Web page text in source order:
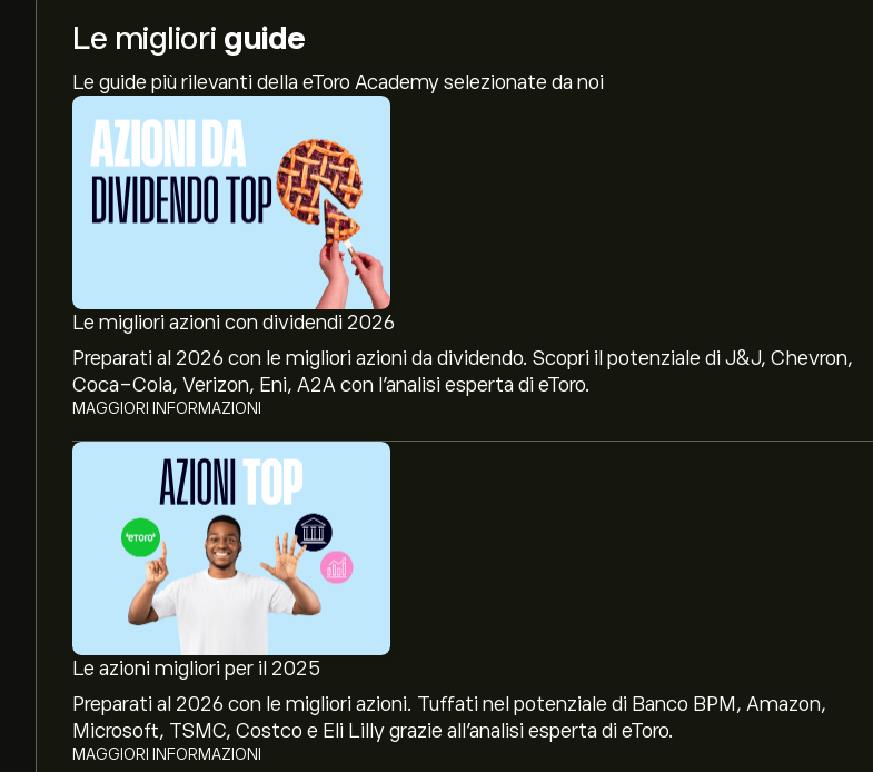
Le migliori guide
Le guide più rilevanti della eToro Academy selezionate da noi
Le migliori azioni con dividendi 2026
Preparati al 2026 con le migliori azioni da dividendo. Scopri il potenziale di J&J, Chevron,
Coca-Cola, Verizon, Eni, A2A con l’analisi esperta di eToro.
MAGGIORI INFORMAZIONI
Le azioni migliori per il 2025
Preparati al 2026 con le migliori azioni. Tuffati nel potenziale di Banco BPM, Amazon,
Microsoft, TSMC, Costco e Eli Lilly grazie all’analisi esperta di eToro.
MAGGIORI INFORMAZIONI